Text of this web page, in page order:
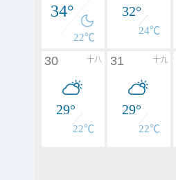
34°
22℃
32°
24℃
十八
30
29°
22℃
十九
31
29°
22℃